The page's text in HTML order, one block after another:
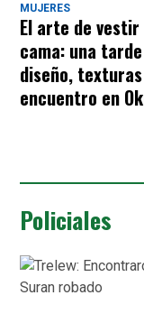
MUJERES
El arte de vestir
cama: una
diseño,
encuentro en
Policiales